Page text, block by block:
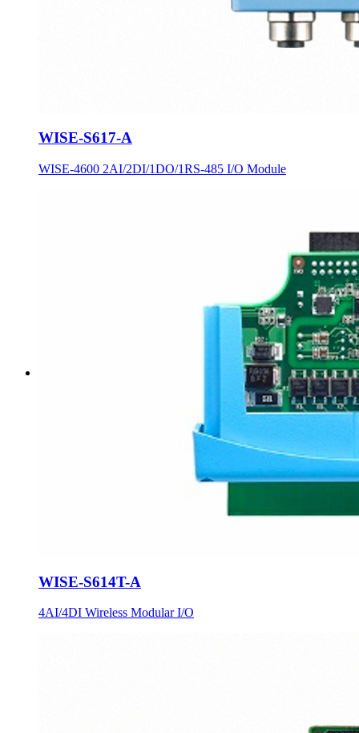
WISE-S617-A
WISE-4600 2AI/2DI/1DO/1RS-485 I/O Module
WISE-S614T-A
4AI/4DI Wireless Modular I/O